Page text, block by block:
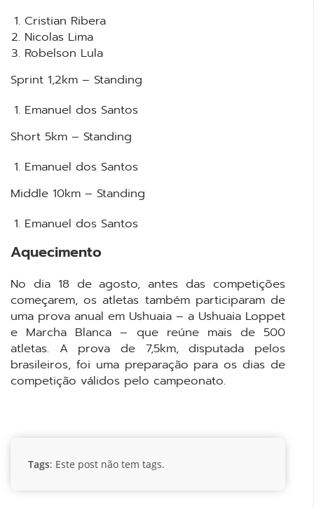
Cristian Ribera
Nicolas Lima
Robelson Lula
Sprint 1,2km – Standing
Emanuel dos Santos
Short 5km – Standing
Emanuel dos Santos
Middle 10km – Standing
Emanuel dos Santos
Aquecimento
No dia 18 de agosto, antes das competições
começarem, os atletas também participaram de
uma prova anual em Ushuaia – a Ushuaia Loppet
e Marcha Blanca – que reúne mais de 500
atletas. A prova de 7,5km, disputada pelos
brasileiros, foi uma preparação para os dias de
competição válidos pelo campeonato.
Tags: Este post não tem tags.